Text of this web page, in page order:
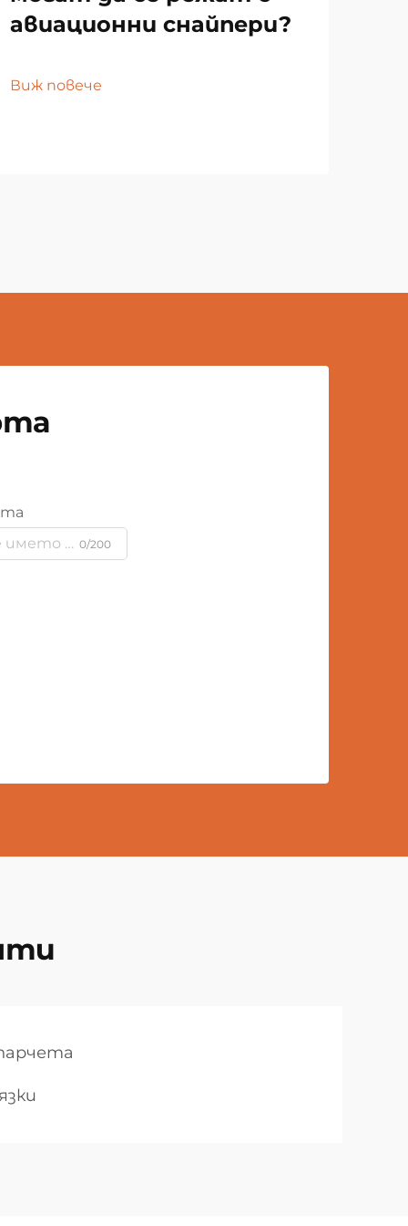
авиационни снайпери?
Виж повече
0/200